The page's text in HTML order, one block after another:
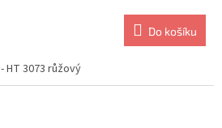
Do košíku
HT 3073 růžový